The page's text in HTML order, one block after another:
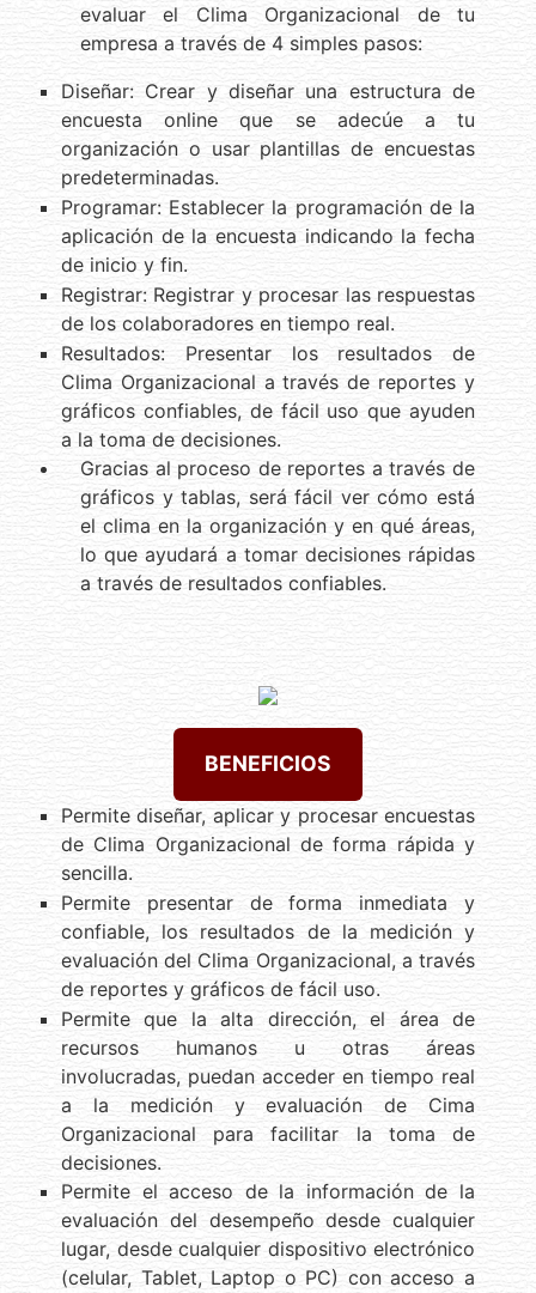
evaluar el Clima Organizacional de tu
empresa a través de 4 simples pasos:
Diseñar: Crear y diseñar una estructura de
encuesta online que se adecúe a tu
organización o usar plantillas de encuestas
predeterminadas.
Programar: Establecer la programación de la
aplicación de la encuesta indicando la fecha
de inicio y fin.
Registrar: Registrar y procesar las respuestas
de los colaboradores en tiempo real.
Resultados: Presentar los resultados de
Clima Organizacional a través de reportes y
gráficos confiables, de fácil uso que ayuden
a la toma de decisiones.
Gracias al proceso de reportes a través de
gráficos y tablas, será fácil ver cómo está
el clima en la organización y en qué áreas,
lo que ayudará a tomar decisiones rápidas
a través de resultados confiables.
BENEFICIOS
Permite diseñar, aplicar y procesar encuestas
de Clima Organizacional de forma rápida y
sencilla.
Permite presentar de forma inmediata y
confiable, los resultados de la medición y
evaluación del Clima Organizacional, a través
de reportes y gráficos de fácil uso.
Permite que la alta dirección, el área de
recursos humanos u otras áreas
involucradas, puedan acceder en tiempo real
a la medición y evaluación de Cima
Organizacional para facilitar la toma de
decisiones.
Permite el acceso de la información de la
evaluación del desempeño desde cualquier
lugar, desde cualquier dispositivo electrónico
(celular, Tablet, Laptop o PC) con acceso a